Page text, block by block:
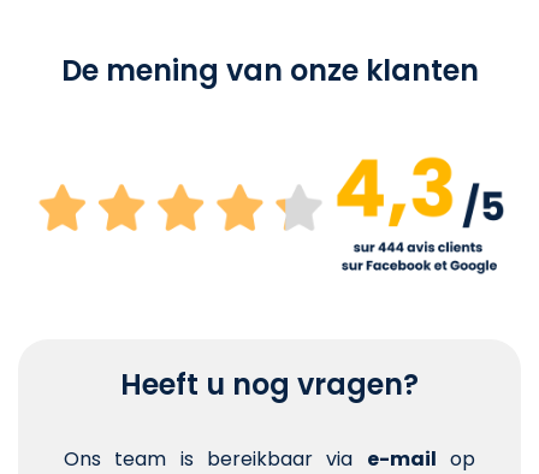
De mening van onze klanten
Heeft u nog vragen?
Ons team is bereikbaar via e-mail op